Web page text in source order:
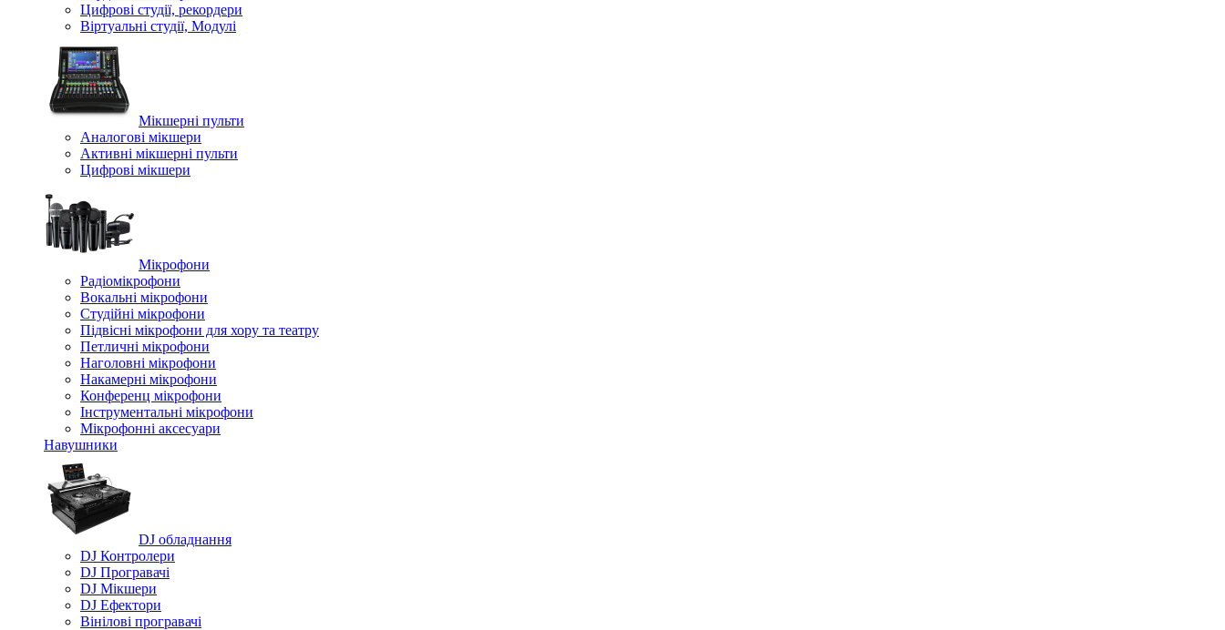
Цифрові студії, рекордери
Віртуальні студії, Модулі
Мікшерні пульти
Аналогові мікшери
Активні мікшерні пульти
Цифрові мікшери
Мікрофони
Радіомікрофони
Вокальні мікрофони
Студійні мікрофони
Підвісні мікрофони для хору та театру
Петличні мікрофони
Наголовні мікрофони
Накамерні мікрофони
Конференц мікрофони
Iнструментальні мікрофони
Мікрофонні аксесуари
Навушники
DJ обладнання
DJ Контролери
DJ Програвачі
DJ Мікшери
DJ Ефектори
Вінілові програвачі